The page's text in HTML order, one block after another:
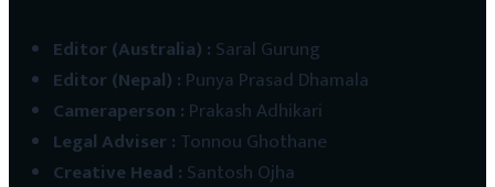
Editor (Australia) : Saral Gurung
Editor (Nepal) : Punya Prasad Dhamala
Cameraperson : Prakash Adhikari
Legal Adviser: Tonnou Ghothane
Creative Head : Santosh Ojha